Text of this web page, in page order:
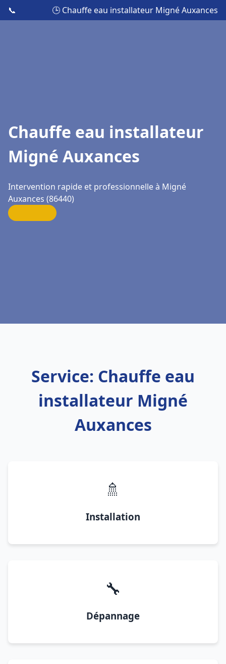
📞 🕒 Chauffe eau installateur Migné Auxances
Chauffe eau installateur
Migné Auxances
Intervention rapide et professionnelle à Migné
Auxances (86440)
Service: Chauffe eau
installateur Migné
Auxances
🚿
Installation
🔧
Dépannage